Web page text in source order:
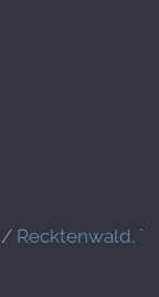
/ Recktenwald,